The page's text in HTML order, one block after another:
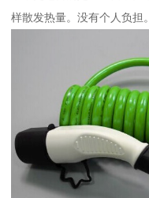
样散发热量。没有个人负担。